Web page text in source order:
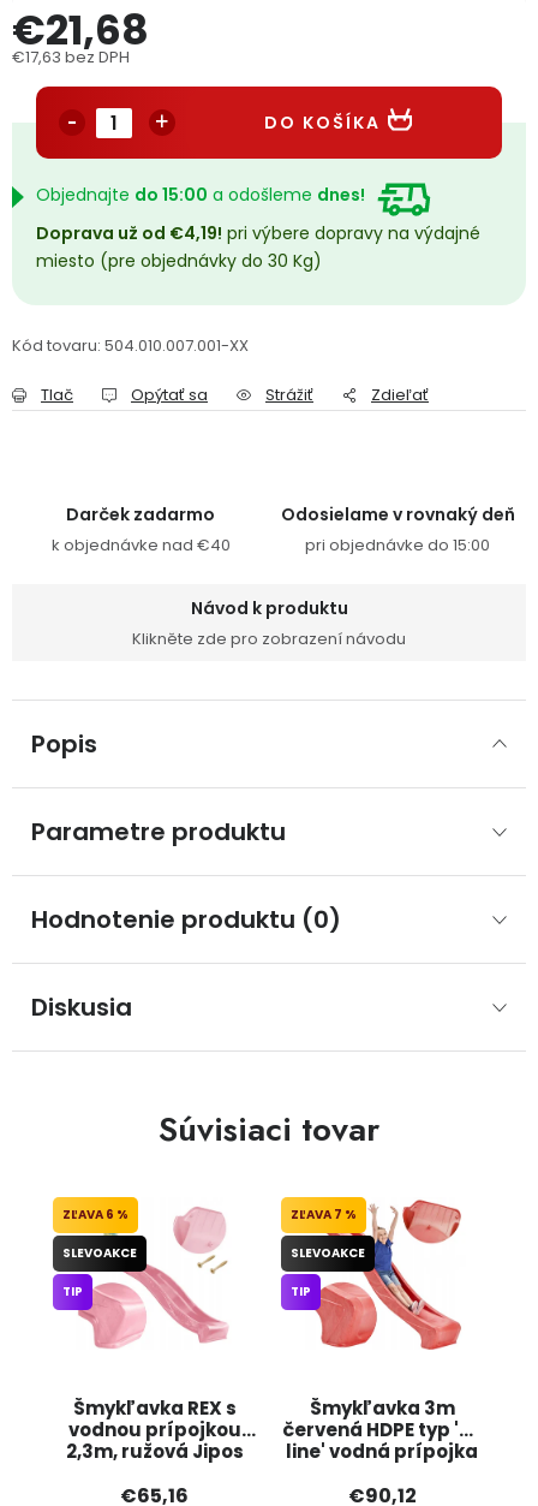
Obchodné podmienky
Podmienky ochrany osobných údajov
Přihlášení Registrace
€21,68
€17,63 bez DPH
DO KOŠÍKA
Objednajte do 15:00 a odošleme dnes!
Doprava už od €4,19! pri výbere dopravy na výdajné
miesto (pre objednávky do 30 Kg)
Kód tovaru: 504.010.007.001-XX
Tlač Opýtať sa Strážiť Zdieľať
Darček zadarmo
k objednávke nad €40
Odosielame v rovnaký deň
pri objednávke do 15:00
Návod k produktu
Klikněte zde pro zobrazení návodu
Popis
Parametre produktu
Hodnotenie produktu (0)
Diskusia
Súvisiaci tovar
Šmykľavka REX s
vodnou prípojkou
2,3m, ružová Jipos
6 %
SLEVOAKCE
TIP
€65,16
Šmykľavka 3m
červená HDPE typ 'S-
line' vodná prípojka
7 %
SLEVOAKCE
TIP
€90,12